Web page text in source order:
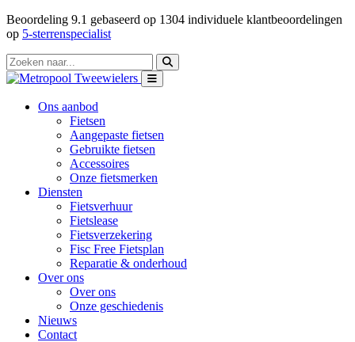
Beoordeling 9.1 gebaseerd op 1304 individuele klantbeoordelingen
op 5-sterrenspecialist
Ons aanbod
Fietsen
Aangepaste fietsen
Gebruikte fietsen
Accessoires
Onze fietsmerken
Diensten
Fietsverhuur
Fietslease
Fietsverzekering
Fisc Free Fietsplan
Reparatie & onderhoud
Over ons
Over ons
Onze geschiedenis
Nieuws
Contact